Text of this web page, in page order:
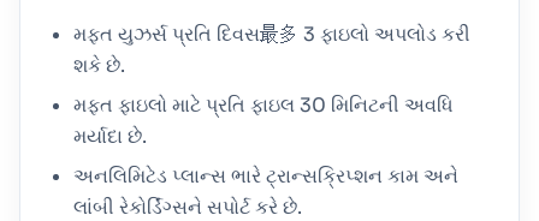
મફત યુઝર્સ પ્રતિ દિવસ最多 3 ફાઇલો અપલોડ કરી
શકે છે.
મફત ફાઇલો માટે પ્રતિ ફાઇલ 30 મિનિટની અવધિ
મર્યાદા છે.
અનલિમિટેડ પ્લાન્સ ભારે ટ્રાન્સક્રિપ્શન કામ અને
લાંબી રેકોર્ડિંગ્સને સપોર્ટ કરે છે.